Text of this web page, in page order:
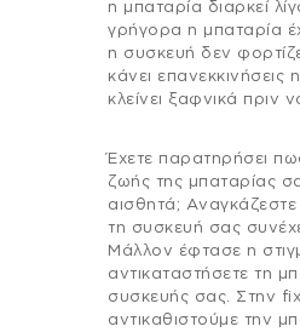
η μπαταρία διαρκεί
γρήγορα η μπαταρία
η συσκευή δεν
κάνει επανεκκινήσεις
κλείνει ξαφνικά πριν
Έχετε παρατηρήσει
ζωής της μπαταρίας
αισθητά;
τη συσκευή σας
Μάλλον έφτασε η
αντικαταστήσετε τη
συσκευής σας. Στην
αντικαθιστούμε την